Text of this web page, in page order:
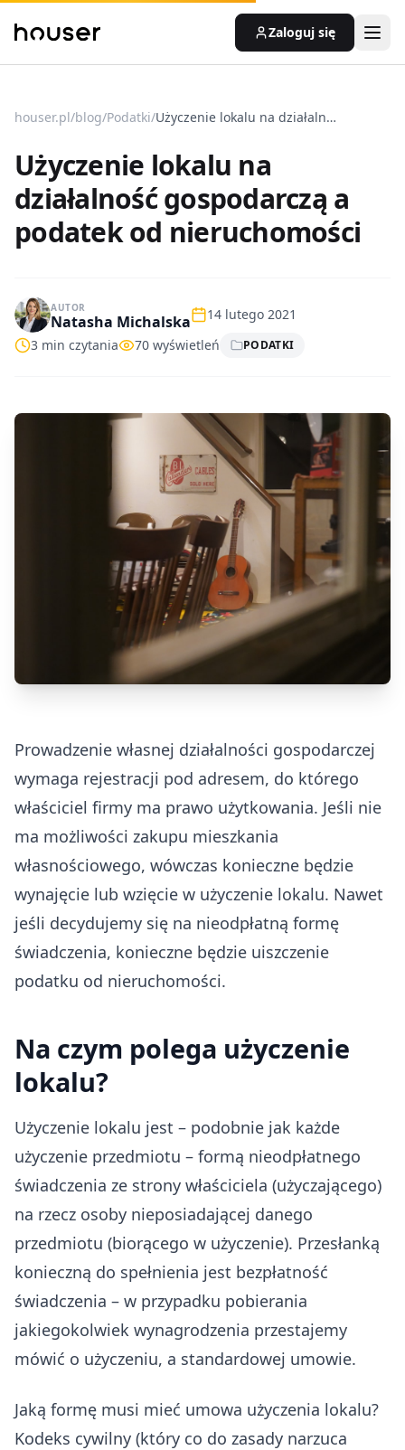
Zaloguj się
houser.pl/blog/Podatki/ Użyczenie lokalu na działalność gospodarczą a podatek od nieruchomości
Użyczenie lokalu na
działalność gospodarczą a
podatek od nieruchomości
AUTOR
Natasha Michalska
14 lutego 2021
3 min czytania 70 wyświetleń PODATKI
Prowadzenie własnej działalności gospodarczej
wymaga rejestracji pod adresem, do którego
właściciel firmy ma prawo użytkowania. Jeśli nie
ma możliwości zakupu mieszkania
własnościowego, wówczas konieczne będzie
wynajęcie lub wzięcie w użyczenie lokalu. Nawet
jeśli decydujemy się na nieodpłatną formę
świadczenia, konieczne będzie uiszczenie
podatku od nieruchomości.
Na czym polega użyczenie
lokalu?
Użyczenie lokalu jest – podobnie jak każde
użyczenie przedmiotu – formą nieodpłatnego
świadczenia ze strony właściciela (użyczającego)
na rzecz osoby nieposiadającej danego
przedmiotu (biorącego w użyczenie). Przesłanką
konieczną do spełnienia jest bezpłatność
świadczenia – w przypadku pobierania
jakiegokolwiek wynagrodzenia przestajemy
mówić o użyczeniu, a standardowej umowie.
Jaką formę musi mieć umowa użyczenia lokalu?
Kodeks cywilny (który co do zasady narzuca